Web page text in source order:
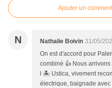
Ajouter un
N Nathalie Boivin 31/05/
On est d'accord pour
combiné 👍 Nous
l 🏝️ Ustica, vivement
électrique, baignade